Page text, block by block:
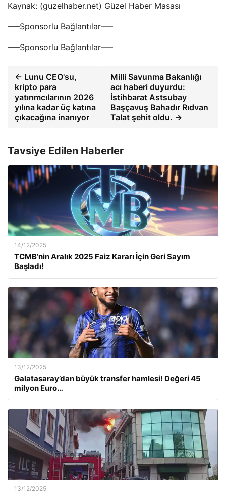
Kaynak: (guzelhaber.net) Güzel Haber Masası
—–Sponsorlu Bağlantılar—–
—–Sponsorlu Bağlantılar—–
← Lunu CEO'su,
kripto para
yatırımcılarının 2026
yılına kadar üç katına
çıkacağına inanıyor
Milli Savunma Bakanlığı
acı haberi duyurdu:
İstihbarat Astsubay
Başçavuş Bahadır Rıdvan
Talat şehit oldu. →
Tavsiye Edilen Haberler
14/12/2025
TCMB’nin Aralık 2025 Faiz Kararı İçin Geri Sayım
Başladı!
13/12/2025
Galatasaray’dan büyük transfer hamlesi! Değeri 45
milyon Euro…
13/12/2025